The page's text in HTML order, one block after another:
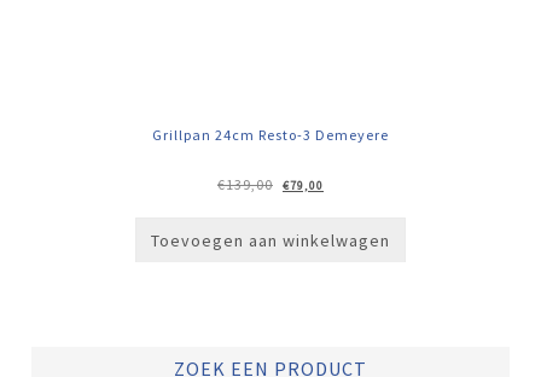
Grillpan 24cm Resto-3 Demeyere
€139,00
Oorspronkelijke
prijs
€79,00
prijs
Toevoegen aan winkelwagen
ZOEK EEN PRODUCT